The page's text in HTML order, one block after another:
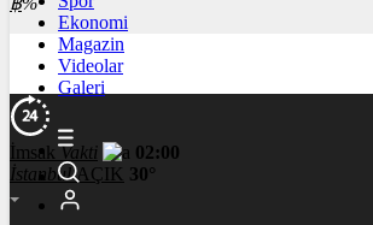
Ekonomi
Magazin
Videolar
Galeri
İmsakVakti
02:00
İstanbul AÇIK 30°